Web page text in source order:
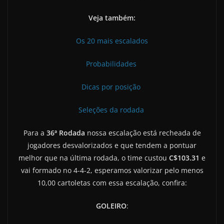
Veja também:
Os 20 mais escalados
Probabilidades
Dicas por posição
Seleções da rodada
Para a 36ª Rodada nossa escalação está recheada de
jogadores desvalorizados e que tendem a pontuar
melhor que na última rodada, o time custou C$103.31 e
vai formado no 4-4-2, esperamos valorizar pelo menos
10,00 cartoletas com essa escalação, confira:
GOLEIRO: